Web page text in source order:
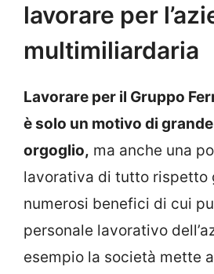
lavorare per
multimiliardaria
Lavorare per il Gruppo
è solo un motivo di
orgoglio, ma anche una
lavorativa di tutto rispetto
numerosi benefici di cui
personale lavorativo
esempio la società mette